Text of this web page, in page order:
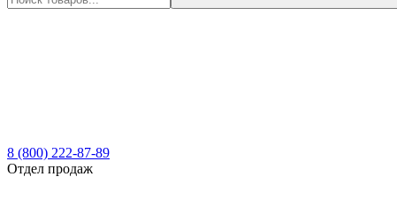
8 (800) 222-87-89
Отдел продаж